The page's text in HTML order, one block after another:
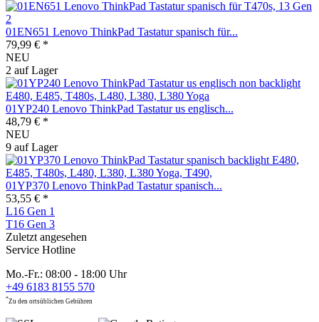
01EN651 Lenovo ThinkPad Tastatur spanisch für...
79,99 € *
NEU
2 auf Lager
01YP240 Lenovo ThinkPad Tastatur us englisch...
48,79 € *
NEU
9 auf Lager
01YP370 Lenovo ThinkPad Tastatur spanisch...
53,55 € *
L16 Gen 1
T16 Gen 3
Zuletzt angesehen
Service Hotline
Mo.-Fr.: 08:00 - 18:00 Uhr
+49 6183 8155 570
*Zu den ortsüblichen Gebühren